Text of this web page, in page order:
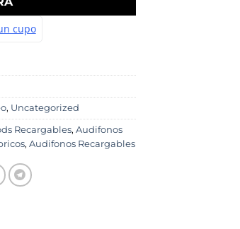
, Uncategorized
Recargables, Audifonos
, Audifonos Recargables